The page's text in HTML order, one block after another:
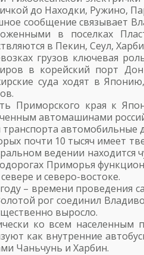
до Находки, Ружино,
сообщение связывает
в поселках
в Пекин, Сеул,
грузов ключевая
в корейский порт
суда ходят в
Приморского края к
автомашинами
транспорта автомобильные
почти 10 тысяч имеет
ведении находится
Приморья
и северо-востоке.
– времени проведения
рог соединил
выросло.
ко всем населенным
как внутренние
Чаньчунь и Харбин.